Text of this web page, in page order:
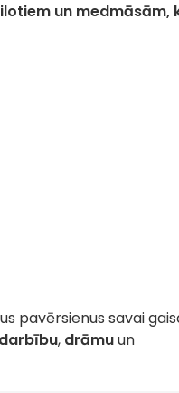
un medmāsām,
pavērsienus savai
darbību, drāmuun